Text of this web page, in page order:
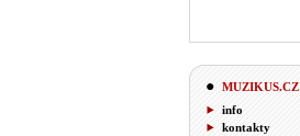
MUZIKUS.CZ
info
kontakty